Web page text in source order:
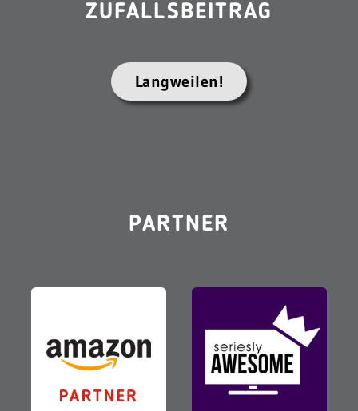
ZUFALLSBEITRAG
Langweilen!
PARTNER